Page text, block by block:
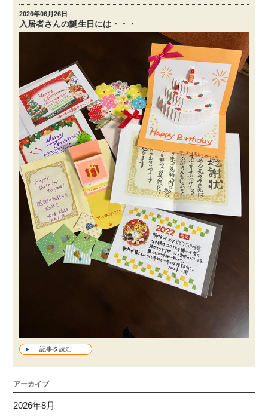
2026年06月26日
入居者さんの誕生日には・・・
記事を読む
アーカイブ
2026年8月